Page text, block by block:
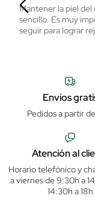
Mantener la piel del
sencillo. Es muy
seguir para lograr
Envíos
Pedidos a partir
Atención al
Horario telefónico y
a viernes de 9:30h a
14:30h a 18h